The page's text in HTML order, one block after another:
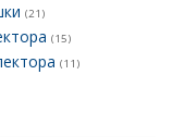
(21)
(15)
(11)